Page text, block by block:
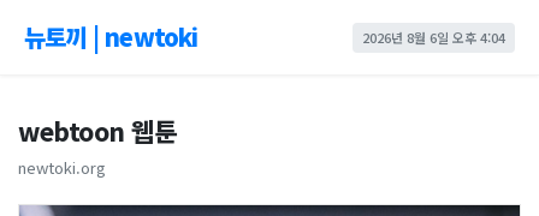
뉴토끼 | newtoki 2026년 8월 6일 오후 4:04
webtoon 웹툰
newtoki.org